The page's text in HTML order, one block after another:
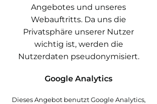
Angebotes und unseres
Webauftritts. Da uns die
Privatsphäre unserer Nutzer
wichtig ist, werden die
Nutzerdaten pseudonymisiert.
Google Analytics
Dieses Angebot benutzt Google Analytics,